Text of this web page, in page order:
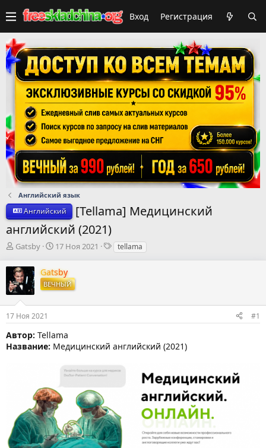
Вход Регистрация
Английский язык
Английский
[Tellama] Медицинский
английский (2021)
А
т
о
р
м
ы
Gatsby
Д
т
а
н
а
л
а
17 Ноя 2021
Тtellama
Gatsby
ВЕЧНЫЙ
17 Ноя 2021 #1
Автор: Tellama
Название: Медицинский английский (2021)